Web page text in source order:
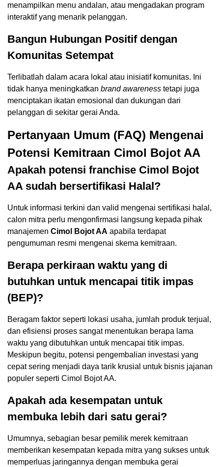
menampilkan menu andalan, atau mengadakan program
interaktif yang menarik pelanggan.
Bangun Hubungan Positif dengan
Komunitas Setempat
Terlibatlah dalam acara lokal atau inisiatif komunitas. Ini
tidak hanya meningkatkan brand awareness tetapi juga
menciptakan ikatan emosional dan dukungan dari
pelanggan di sekitar gerai Anda.
Pertanyaan Umum (FAQ) Mengenai
Potensi Kemitraan Cimol Bojot AA
Apakah potensi franchise Cimol Bojot
AAsudah bersertifikasi Halal?
Untuk informasi terkini dan valid mengenai sertifikasi halal,
calon mitra perlu mengonfirmasi langsung kepada pihak
manajemen Cimol Bojot AA apabila terdapat
pengumuman resmi mengenai skema kemitraan.
Berapa perkiraan waktu yang di
butuhkan untuk mencapai titik impas
(BEP)?
Beragam faktor seperti lokasi usaha, jumlah produk terjual,
dan efisiensi proses sangat menentukan berapa lama
waktu yang dibutuhkan untuk mencapai titik impas.
Meskipun begitu, potensi pengembalian investasi yang
cepat sering menjadi daya tarik krusial untuk bisnis jajanan
populer seperti Cimol Bojot AA.
Apakah ada kesempatan untuk
membuka lebih dari satu gerai?
Umumnya, sebagian besar pemilik merek kemitraan
memberikan kesempatan kepada mitra yang sukses untuk
memperluas jaringannya dengan membuka gerai